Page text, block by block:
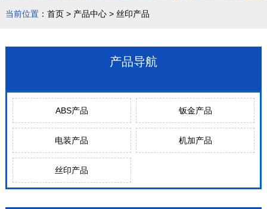
当前位置： 首页> 产品中心> 丝印产品
产品导航
ABS产品 钣金产品
电装产品 机加产品
丝印产品